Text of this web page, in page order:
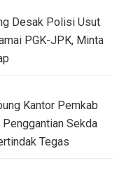
Desak Polisi Usut
PGK-JPK, Minta
Kantor Pemkab
Penggantian Sekda
Tegas